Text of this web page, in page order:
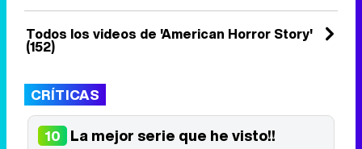
Todos los videos de 'American Horror Story'
(152)
CRÍTICAS
10 La mejor serie que he visto!!